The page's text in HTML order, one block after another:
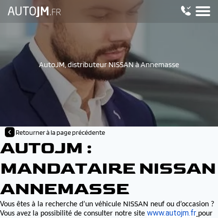
AutoJM, distributeur NISSAN à Annemasse
Retourner à la page précédente
AUTOJM :
MANDATAIRE NISSAN
ANNEMASSE
Vous êtes à la recherche d’un véhicule NISSAN neuf ou d’occasion ?
Vous avez la possibilité de consulter notre site www.autojm.fr pour